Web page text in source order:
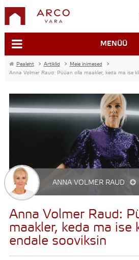
MENÜÜ
Pealeht > Artiklid > Meie inimesed
>
Anna Volmer Raud: Püüan olla maakler, keda ma ise
ANNA VOLMER RAUD
Anna Volmer Raud:
maakler, keda ma ise
endale sooviksin